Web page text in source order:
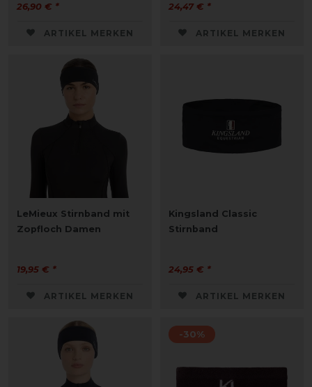
26,90 € *
ARTIKEL MERKEN
24,47 € *
ARTIKEL MERKEN
LeMieux Stirnband mit
Zopfloch Damen
19,95 € *
ARTIKEL MERKEN
Kingsland Classic
Stirnband
24,95 € *
ARTIKEL MERKEN
-30%